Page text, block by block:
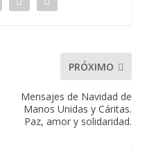
PRÓXIMO
Mensajes de Navidad de
Manos Unidas y Cáritas.
Paz, amor y solidaridad.